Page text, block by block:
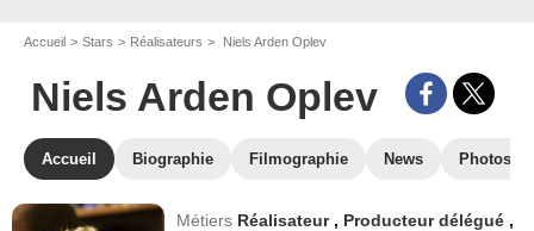
Accueil Stars Réalisateurs Niels Arden Oplev
Niels Arden Oplev
Accueil Biographie Filmographie News Photos
Métiers Réalisateur , Producteur délégué ,